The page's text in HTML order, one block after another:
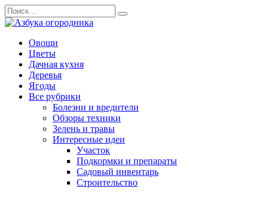
Перейти
к
содержанию
Search
for:
Овощи
Цветы
Дачная кухня
Деревья
Ягоды
Все рубрики
Болезни и вредители
Обзоры техники
Зелень и травы
Интересные идеи
Участок
Подкормки и препараты
Садовый инвентарь
Строительство